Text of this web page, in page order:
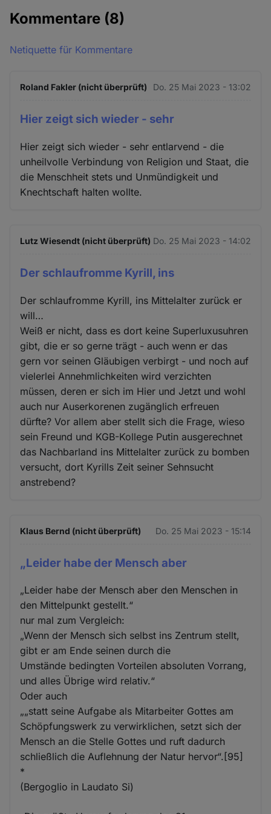
Kommentare (8)
Netiquette für Kommentare
Roland Fakler (nicht überprüft) Do. 25 Mai 2023 - 13:02
Hier zeigt sich wieder - sehr
Hier zeigt sich wieder - sehr entlarvend - die
unheilvolle Verbindung von Religion und Staat, die
die Menschheit stets und Unmündigkeit und
Knechtschaft halten wollte.
Lutz Wiesendt (nicht überprüft) Do. 25 Mai 2023 - 14:02
Der schlaufromme Kyrill, ins
Der schlaufromme Kyrill, ins Mittelalter zurück er
will…
Weiß er nicht, dass es dort keine Superluxusuhren
gibt, die er so gerne trägt - auch wenn er das
gern vor seinen Gläubigen verbirgt - und noch auf
vielerlei Annehmlichkeiten wird verzichten
müssen, deren er sich im Hier und Jetzt und wohl
auch nur Auserkorenen zugänglich erfreuen
dürfte? Vor allem aber stellt sich die Frage, wieso
sein Freund und KGB-Kollege Putin ausgerechnet
das Nachbarland ins Mittelalter zurück zu bomben
versucht, dort Kyrills Zeit seiner Sehnsucht
anstrebend?
Klaus Bernd (nicht überprüft) Do. 25 Mai 2023 - 15:14
„Leider habe der Mensch aber
„Leider habe der Mensch aber den Menschen in
den Mittelpunkt gestellt.“
nur mal zum Vergleich:
„Wenn der Mensch sich selbst ins Zentrum stellt,
gibt er am Ende seinen durch die
Umstände bedingten Vorteilen absoluten Vorrang,
und alles Übrige wird relativ.“
Oder auch
„„statt seine Aufgabe als Mitarbeiter Gottes am
Schöpfungswerk zu verwirklichen, setzt sich der
Mensch an die Stelle Gottes und ruft dadurch
schließlich die Auflehnung der Natur hervor“.[95]
*
(Bergoglio in Laudato Si)